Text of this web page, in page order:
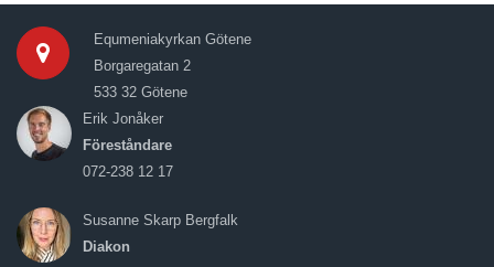
Equmeniakyrkan Götene
Borgaregatan 2
533 32 Götene
Erik Jonåker
Föreståndare
072-238 12 17
Susanne Skarp Bergfalk
Diakon